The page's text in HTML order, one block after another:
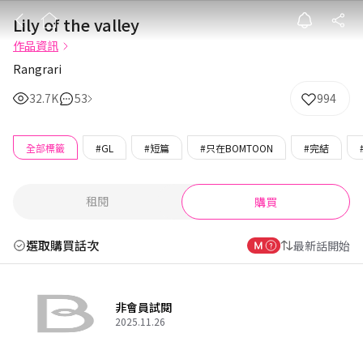
Lily of the
Lily of the valley
作品資訊
Rangrari
32.7K
53 994
全部標籤 #GL #短篇 #只在BOMTOON #完結
租閱 購買
選取購買話次 最新話開始
非會員試閱
2025.11.26